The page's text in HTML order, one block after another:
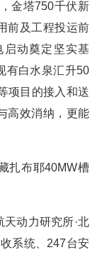
金塔750千伏新
前及工程投运前
启动奠定坚实基
有白水泉汇升50
项目的接入和送
高效消纳，更能
布耶40MW槽
动力研究所·北
系统、247台安